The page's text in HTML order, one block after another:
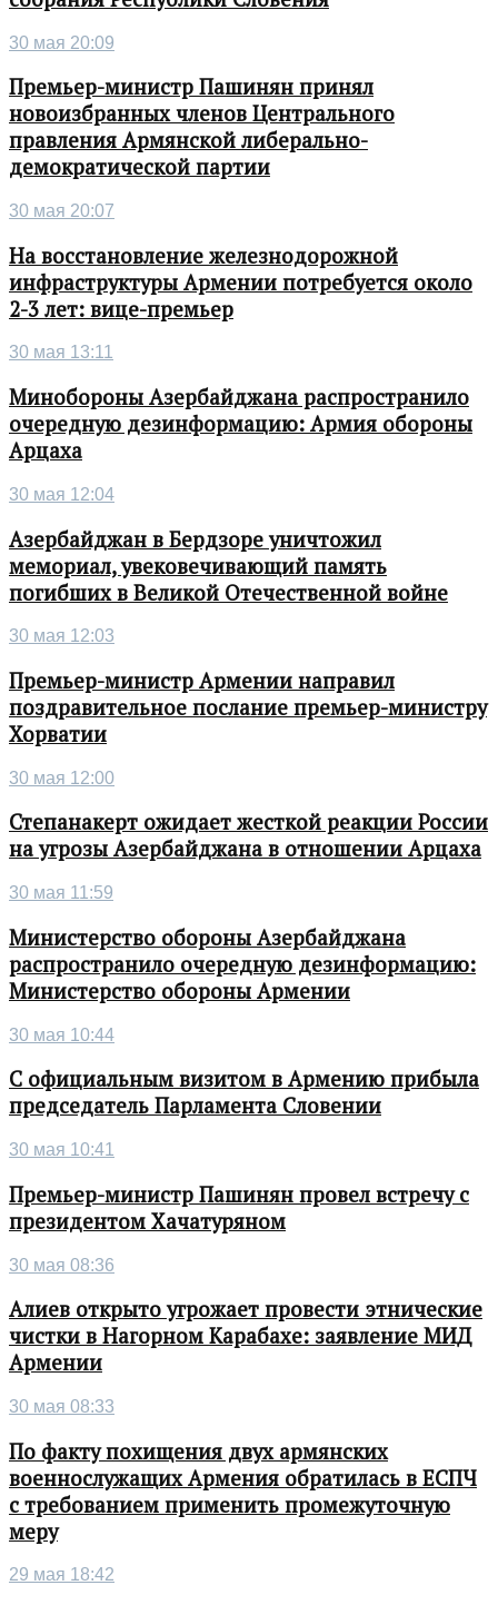
30 мая 20:09
Премьер-министр Пашинян принял
новоизбранных членов Центрального
правления Армянской либерально-
демократической партии
30 мая 20:07
На восстановление железнодорожной
инфраструктуры Армении потребуется около
2-3 лет: вице-премьер
30 мая 13:11
Минобороны Азербайджана распространило
очередную дезинформацию: Армия обороны
Арцаха
30 мая 12:04
Азербайджан в Бердзоре уничтожил
мемориал, увековечивающий память
погибших в Великой Отечественной войне
30 мая 12:03
Премьер-министр Армении направил
поздравительное послание премьер-министру
Хорватии
30 мая 12:00
Степанакерт ожидает жесткой реакции России
на угрозы Азербайджана в отношении Арцаха
30 мая 11:59
Министерство обороны Азербайджана
распространило очередную дезинформацию:
Министерство обороны Армении
30 мая 10:44
С официальным визитом в Армению прибыла
председатель Парламента Словении
30 мая 10:41
Премьер-министр Пашинян провел встречу с
президентом Хачатуряном
30 мая 08:36
Алиев открыто угрожает провести этнические
чистки в Нагорном Карабахе: заявление МИД
Армении
30 мая 08:33
По факту похищения двух армянских
военнослужащих Армения обратилась в ЕСПЧ
с требованием применить промежуточную
меру
29 мая 18:42